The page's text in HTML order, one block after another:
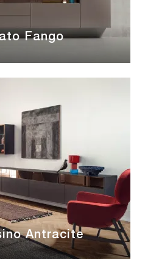
Fango
Antracite